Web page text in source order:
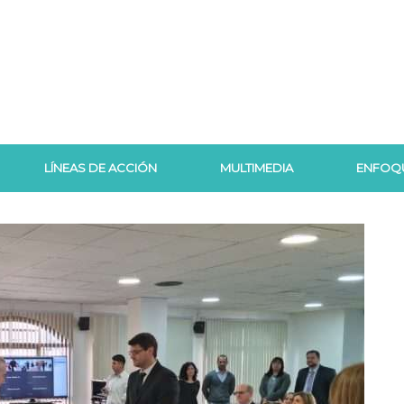
LÍNEAS DE ACCIÓN MULTIMEDIA